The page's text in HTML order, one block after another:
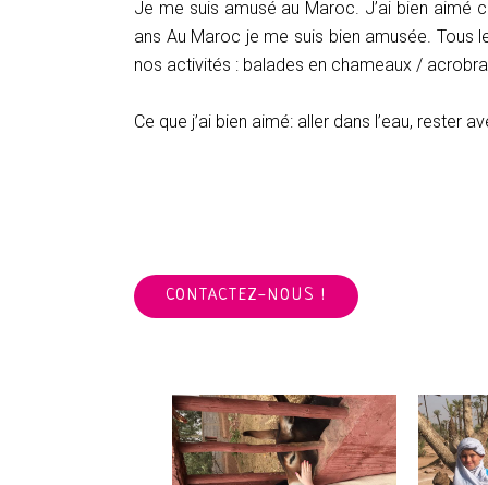
Je me suis amusé au Maroc. J’ai bien aimé
ans Au Maroc je me suis bien amusée. Tous
nos activités : balades en chameaux /
Ce que j’ai bien aimé: aller dans l’eau, rester
CONTACTEZ-NOUS !